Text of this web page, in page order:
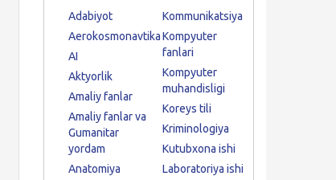
Adabiyot
Aerokosmonavtika
AI
Aktyorlik
Amaliy fanlar
Amaliy fanlar va
Gumanitar
yordam
Anatomiya
Kommunikatsiya
Kompyuter
fanlari
Kompyuter
muhandisligi
Koreys tili
Kriminologiya
Kutubxona ishi
Laboratoriya ishi